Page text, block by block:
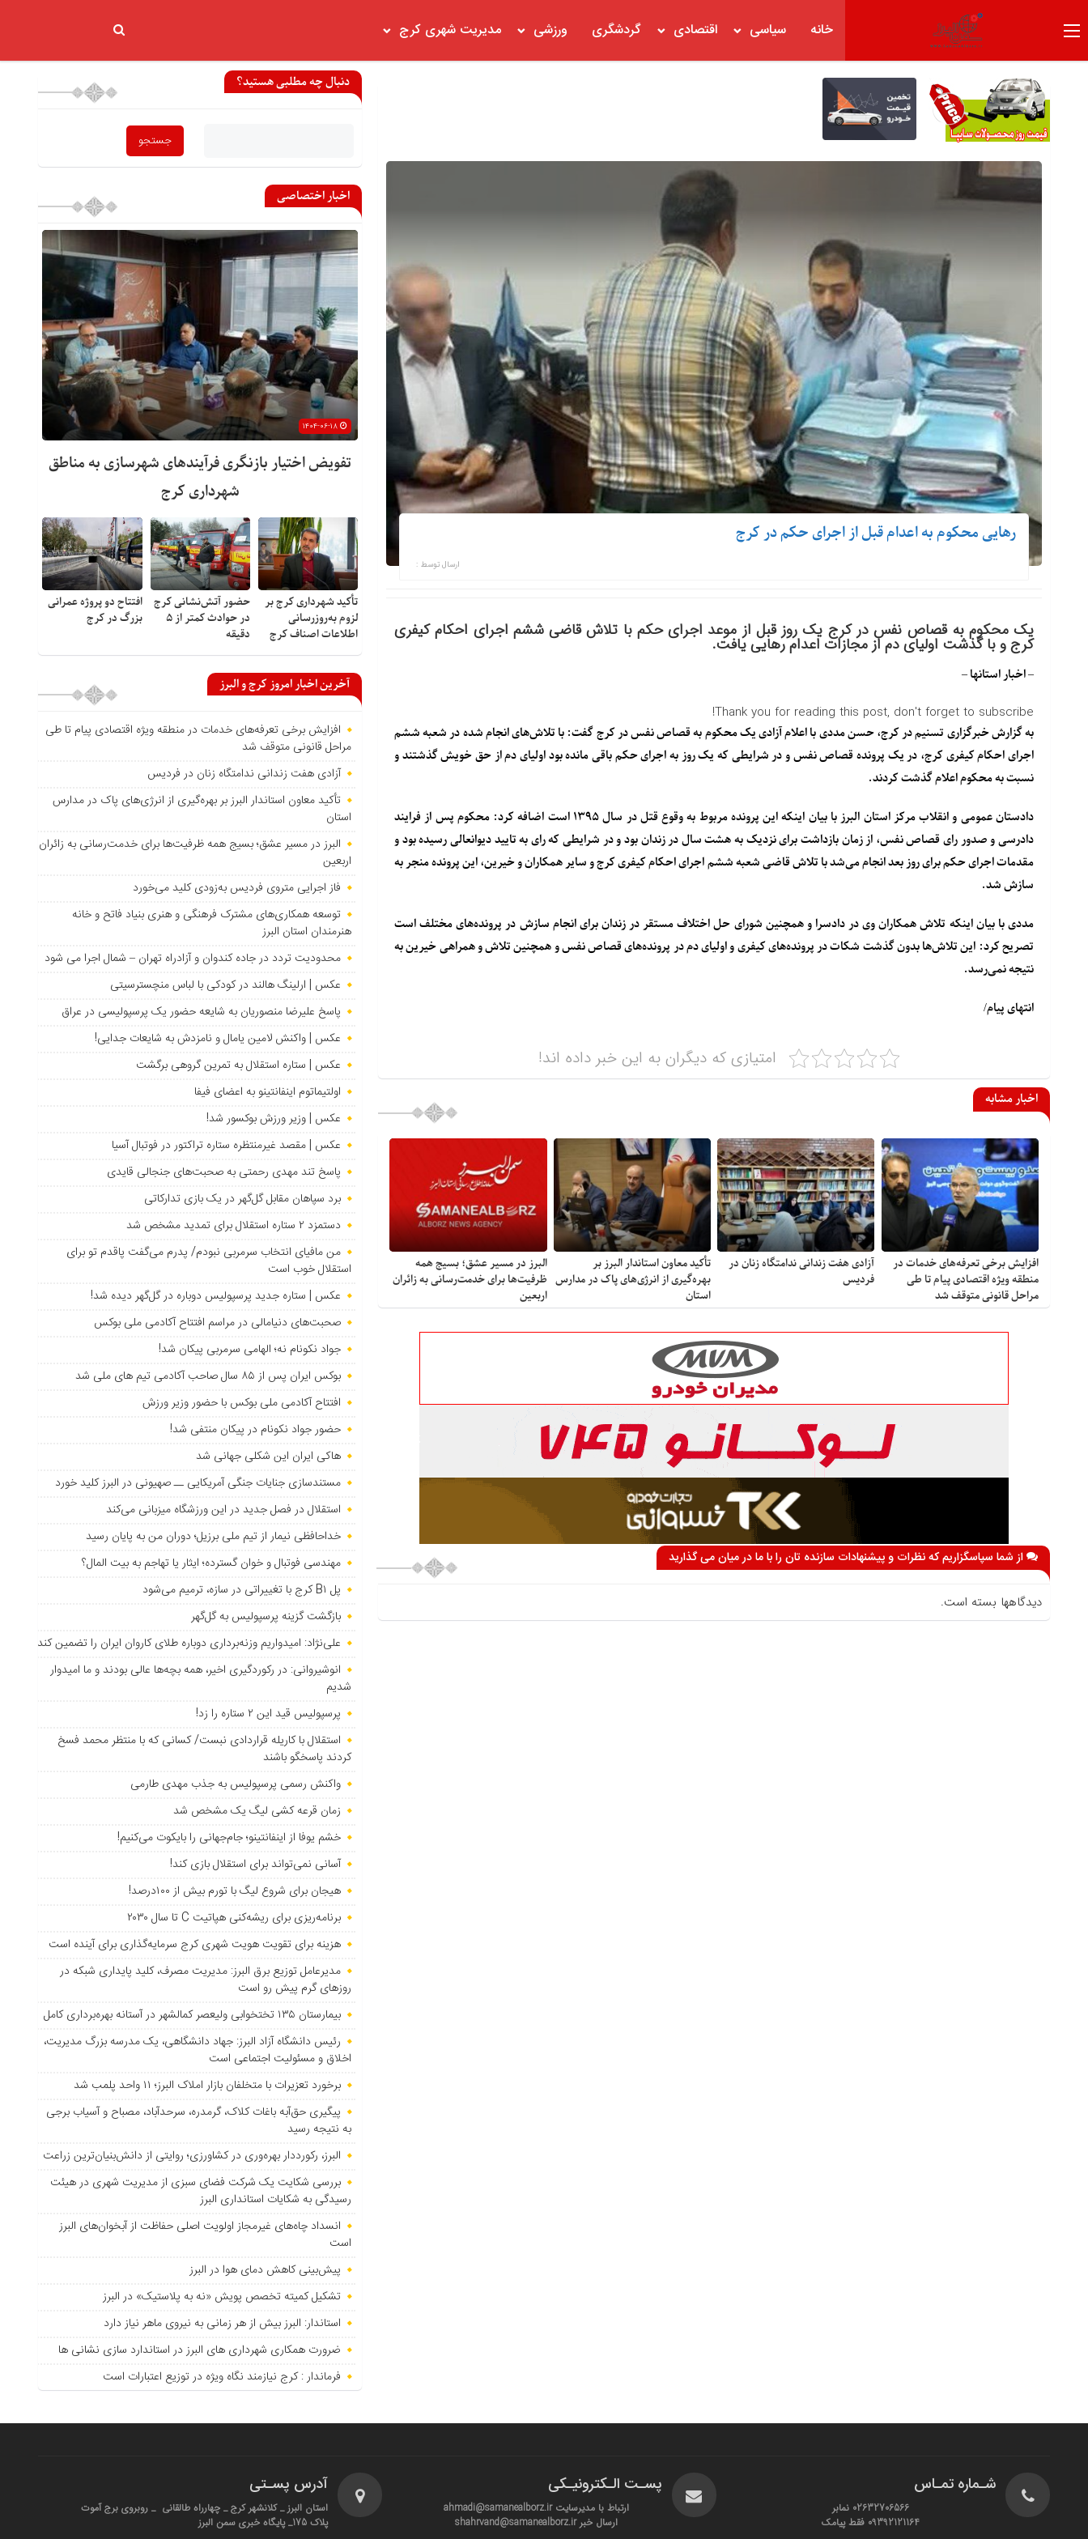
خانه سیاسی اقتصادی گردشگری ورزشی مدیریت شهری کرج
رهایی محکوم به اعدام قبل از اجرای حکم در کرج
ارسال توسط :
یک محکوم به قصاص نفس در کرج یک روز قبل از موعد اجرای حکم با تلاش قاضی ششم اجرای احکام کیفری
کرج و با گذشت اولیای دم از مجازات اعدام رهایی یافت.
– اخبار استانها –
Thank you for reading this post, don't forget to subscribe!
به گزارش خبرگزاری تسنیم در کرج، حسن مددی با اعلام آزادی یک محکوم به قصاص نفس در کرج گفت: با تلاش‌های انجام شده در شعبه ششم
اجرای احکام کیفری کرج، در یک پرونده قصاص نفس و در شرایطی که یک روز به اجرای حکم باقی مانده بود اولیای دم از حق خویش گذشتند و
نسبت به محکوم اعلام گذشت کردند.
دادستان عمومی و انقلاب مرکز استان البرز با بیان اینکه این پرونده مربوط به وقوع قتل در سال ۱۳۹۵ است اضافه کرد: محکوم پس از فرایند
دادرسی و صدور رای قصاص نفس، از زمان بازداشت برای نزدیک به هشت سال در زندان بود و در شرایطی که رای به تایید دیوانعالی رسیده بود و
مقدمات اجرای حکم برای روز بعد انجام می‌شد با تلاش قاضی شعبه ششم اجرای احکام کیفری کرج و سایر همکاران و خیرین، این پرونده منجر به
سازش شد.
مددی با بیان اینکه تلاش همکاران وی در دادسرا و همچنین شورای حل اختلاف مستقر در زندان برای انجام سازش در پرونده‌های مختلف است
تصریح کرد: این تلاش‌ها بدون گذشت شکات در پرونده‌های کیفری و اولیای دم در پرونده‌های قصاص نفس و همچنین تلاش و همراهی خیرین به
نتیجه نمی‌رسد.
انتهای پیام/
امتیازی که دیگران به این خبر داده اند!
اخبار مشابه
افزایش برخی تعرفه‌های خدمات در
منطقه ویژه اقتصادی پیام تا طی
مراحل قانونی متوقف شد
آزادی هفت زندانی ندامتگاه زنان در
فردیس
تأکید معاون استاندار البرز بر
بهره‌گیری از انرژی‌های پاک در مدارس
استان
البرز در مسیر عشق؛ بسیج همه
ظرفیت‌ها برای خدمت‌رسانی به زائران
اربعین
از شما سپاسگزاریم که نظرات و پیشنهادات سازنده تان را با ما در میان می گذارید
دیدگاهها بسته است.
دنبال چه مطلبی هستید؟
اخبار اختصاصی
تفویض اختیار بازنگری فرآیندهای شهرسازی به مناطق
شهرداری کرج
تأکید شهرداری کرج بر
لزوم به‌روزرسانی
اطلاعات اصناف کرج
حضور آتش‌نشانی کرج
در حوادث کمتر از ۵
دقیقه
افتتاح دو پروژه عمرانی
بزرگ در کرج
آخرین اخبار امروز کرج و البرز
افزایش برخی تعرفه‌های خدمات در منطقه ویژه اقتصادی پیام تا طی
مراحل قانونی متوقف شد
آزادی هفت زندانی ندامتگاه زنان در فردیس
تأکید معاون استاندار البرز بر بهره‌گیری از انرژی‌های پاک در مدارس
استان
البرز در مسیر عشق؛ بسیج همه ظرفیت‌ها برای خدمت‌رسانی به زائران
اربعین
فاز اجرایی متروی فردیس به‌زودی کلید می‌خورد
توسعه همکاری‌های مشترک فرهنگی و هنری بنیاد فاتح و خانه
هنرمندان استان البرز
محدودیت تردد در جاده کندوان و آزادراه تهران – شمال اجرا می شود
عکس | ارلینگ هالند در کودکی با لباس منچسترسیتی
پاسخ علیرضا منصوریان به شایعه حضور یک پرسپولیسی در عراق
عکس | واکنش لامین یامال و نامزدش به شایعات جدایی!
عکس | ستاره استقلال به تمرین گروهی برگشت
اولتیماتوم اینفانتینو به اعضای فیفا
عکس | وزیر ورزش بوکسور شد!
عکس | مقصد غیرمنتظره ستاره تراکتور در فوتبال آسیا
پاسخ تند مهدی رحمتی به صحبت‌های جنجالی قایدی
برد سپاهان مقابل گل‌گهر در یک بازی تدارکاتی
دستمزد ۲ ستاره استقلال برای تمدید مشخص شد
من مافیای انتخاب سرمربی نبودم/ پدرم می‌گفت پاقدم تو برای
استقلال خوب است
عکس | ستاره جدید پرسپولیس دوباره در گل‌گهر دیده شد!
صحبت‌های دنیامالی در مراسم افتتاح آکادمی ملی بوکس
جواد نکونام نه؛ الهامی سرمربی پیکان شد!
بوکس ایران پس از ۸۵ سال صاحب آکادمی تیم های ملی شد
افتتاح آکادمی ملی بوکس با حضور وزیر ورزش
حضور جواد نکونام در پیکان منتفی شد!
هاکی ایران این شکلی جهانی شد
مستندسازی جنایات جنگی آمریکایی ــ صهیونی در البرز کلید خورد
استقلال در فصل جدید در این ورزشگاه میزبانی می‌کند
خداحافظی نیمار از تیم ملی برزیل؛ دوران من به پایان رسید
مهندسی فوتبال و خوان گسترده؛ ایثار یا تهاجم به بیت المال؟
پل B۱ کرج با تغییراتی در سازه، ترمیم می‌شود
بازگشت گزینه پرسپولیس به ‌گل‌گهر
علی‌نژاد: امیدواریم وزنه‌برداری دوباره طلای کاروان ایران را تضمین کند
انوشیروانی: در رکوردگیری اخیر، همه بچه‌ها عالی بودند و ما امیدوار
شدیم
پرسپولیس قید این ۲ ستاره را زد!
استقلال با کاریله قراردادی نبست/ کسانی که با منتظر محمد فسخ
کردند پاسخگو باشند
واکنش رسمی پرسپولیس به جذب مهدی طارمی
زمان قرعه کشی لیگ یک مشخص شد
خشم یوفا از اینفانتینو؛ جام‌جهانی را بایکوت می‌کنیم!
آسانی نمی‌تواند برای استقلال بازی کند!
هیجان برای شروع لیگ با تورم بیش از ۱۰۰درصد!
برنامه‌ریزی برای ریشه‌کنی هپاتیت C تا سال ۲۰۳۰
هزینه برای تقویت هویت شهری کرج سرمایه‌گذاری برای آینده است
مدیرعامل توزیع برق البرز: مدیریت مصرف، کلید پایداری شبکه در
روزهای گرم پیش رو است
بیمارستان ۱۳۵ تختخوابی ولیعصر کمالشهر در آستانه بهره‌برداری کامل
رئیس دانشگاه آزاد البرز: جهاد دانشگاهی، یک مدرسه بزرگ مدیریت،
اخلاق و مسئولیت اجتماعی است
برخورد تعزیرات با متخلفان بازار املاک البرز؛ ۱۱ واحد پلمب شد
پیگیری حق‌آبه باغات کلاک، گرمدره، سرحدآباد، مصباح و آسیاب برجی
به نتیجه رسید
البرز، رکورددار بهره‌وری در کشاورزی؛ روایتی از دانش‌بنیان‌ترین زراعت
بررسی شکایت یک شرکت فضای سبزی از مدیریت شهری در هیئت
رسیدگی به شکایات استانداری البرز
انسداد چاه‌های غیرمجاز اولویت اصلی حفاظت از آبخوان‌های البرز
است
پیش‌بینی کاهش دمای هوا در البرز
تشکیل کمیته تخصص پویش «نه به پلاستیک» در البرز
استاندار: البرز بیش از هر زمانی به نیروی ماهر نیاز دارد
ضرورت همکاری شهرداری های البرز در استاندارد سازی نشانی ها
فرماندار : کرج نیازمند نگاه ویژه در توزیع اعتبارات است
شـماره تمـاس
02632706566 نمابر
09392121164 فقط پیامک
پسـت الـکترونیـکی
ارتباط با مدیرسایت ahmadi@samanealborz.ir
ارسال خبر shahrvand@samanealborz.ir
آدرس پسـتی
استان البرز _ کلانشهر کرج _ چهارراه طالقانی _ روبروی برج آموت
پلاک 175_ پایگاه خبری سمن البرز